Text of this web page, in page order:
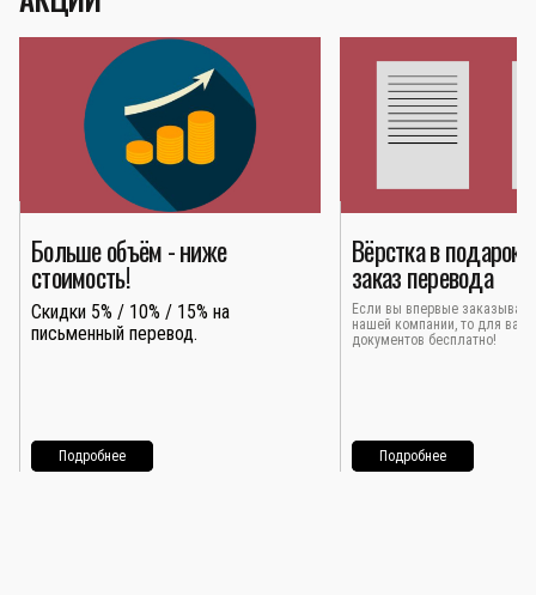
Больше объём - ниже
стоимость!
Скидки 5% / 10% / 15% на
письменный перевод.
Подробнее
Вёрстка в подарок
заказ перевода
Если вы впервые
нашей компании, то для вас
документов бесплатно!
Подробнее